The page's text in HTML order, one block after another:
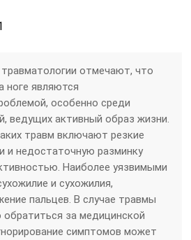
отмечают, что
ноге являются
особенно среди
ведущих активный образ жизни.
травм включают резкие
и недостаточную разминку
Наиболее уязвимыми
и сухожилия,
пальцев. В случае травмы
за медицинской
симптомов может